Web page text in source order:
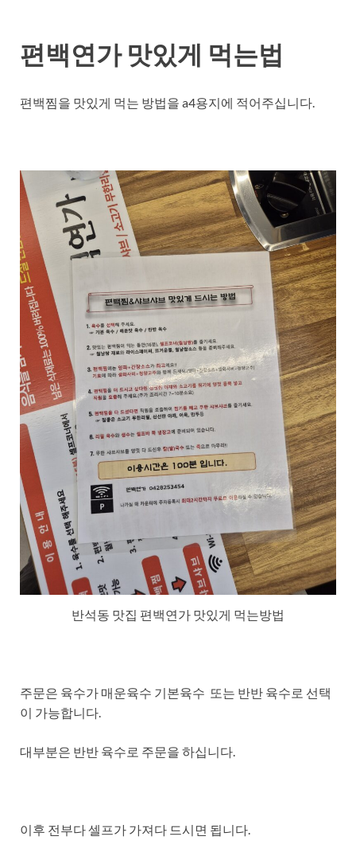
편백연가 맛있게 먹는법
편백찜을 맛있게 먹는 방법을 a4용지에 적어주십니다.
반석동 맛집 편백연가 맛있게 먹는방법
주문은 육수가 매운육수 기본육수 또는 반반 육수로 선택
이 가능합니다.
대부분은 반반 육수로 주문을 하십니다.
이후 전부다 셀프가 가져다 드시면 됩니다.